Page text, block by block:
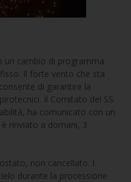
un cambio di programma
Il forte vento che sta
di garantire la
Il Comitato del SS.
ha comunicato con un
rinviato a domani, 3
non cancellato. I
durante la processione